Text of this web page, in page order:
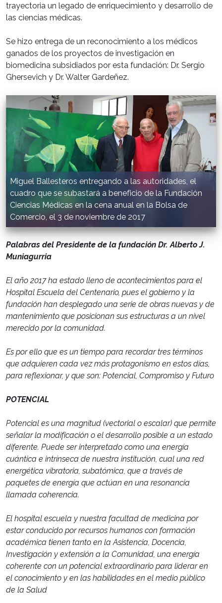
trayectoria un legado de enriquecimiento y desarrollo de
las ciencias médicas.
Se hizo entrega de un reconocimiento a los médicos
ganados de los proyectos de investigación en
biomedicina subsidiados por esta fundación: Dr. Sergio
Ghersevich y Dr. Walter Gardeñez.
Miguel Ballesteros entregando a las autoridades, el
cuadro que se subastará a beneficio de la Fundación
Ciencias Médicas en la cena anual en la Bolsa de
Comercio, el 3 de noviembre de 2017
Palabras del Presidente de la fundación Dr. Alberto J.
Muniagurria
El año 2017 ha estado lleno de acontecimientos para el
Hospital Escuela del Centenario, pues el gobierno y la
fundación han desplegado una serie de obras nuevas y de
mantenimiento que posicionan sus estructuras a un nivel
merecido por la comunidad.
Es por ello que es un tiempo para recordar tres términos
que adquieren cada vez más protagonismo en estos días,
para reflexionar, y que son: Potencial, Compromiso y Futuro
POTENCIAL
Potencial es una magnitud (vectorial o escalar) que permite
señalar la modificación o el desarrollo posible a un estado
diferente. Puede ser interpretado como una energía
cuántica e intrínseca de nuestra institución, cual una red
energética vibratoria, subatómica, que a través de
paquetes de energía que actúan en una resonancia
llamada coherencia.
El hospital escuela y nuestra facultad de medicina por
estar conducido por recursos humanos con formación
académica tienen tanto en la Asistencia, Docencia,
Investigación y extensión a la Comunidad, una energía
coherente con un potencial extraordinario para liderar en
el conocimiento y en las habilidades en el medio público
de la Salud